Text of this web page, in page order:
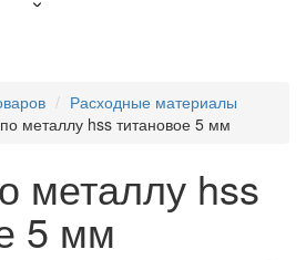
Расходные материалы
металлу hss титановое 5 мм
металлу hss
5 мм